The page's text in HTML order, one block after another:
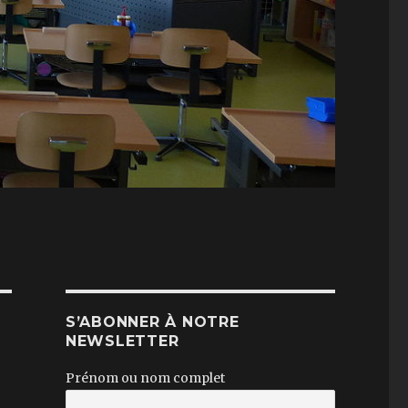
S’ABONNER À NOTRE
NEWSLETTER
Prénom ou nom complet